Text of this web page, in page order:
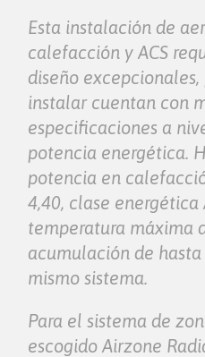
Esta instalación de
calefacción y ACS
diseño
instalar cuentan con
especificaciones a
potencia energética.
potencia en
4,40, clase energética
temperatura máxima
acumulación de
mismo sistema.
Para el sistema de
escogido Airzone